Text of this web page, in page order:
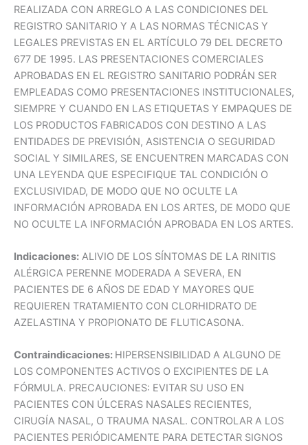
REALIZADA CON ARREGLO A LAS CONDICIONES DEL
REGISTRO SANITARIO Y A LAS NORMAS TÉCNICAS Y
LEGALES PREVISTAS EN EL ARTÍCULO 79 DEL DECRETO
677 DE 1995. LAS PRESENTACIONES COMERCIALES
APROBADAS EN EL REGISTRO SANITARIO PODRÁN SER
EMPLEADAS COMO PRESENTACIONES INSTITUCIONALES,
SIEMPRE Y CUANDO EN LAS ETIQUETAS Y EMPAQUES DE
LOS PRODUCTOS FABRICADOS CON DESTINO A LAS
ENTIDADES DE PREVISIÓN, ASISTENCIA O SEGURIDAD
SOCIAL Y SIMILARES, SE ENCUENTREN MARCADAS CON
UNA LEYENDA QUE ESPECIFIQUE TAL CONDICIÓN O
EXCLUSIVIDAD, DE MODO QUE NO OCULTE LA
INFORMACIÓN APROBADA EN LOS ARTES, DE MODO QUE
NO OCULTE LA INFORMACIÓN APROBADA EN LOS ARTES.
Indicaciones: ALIVIO DE LOS SÍNTOMAS DE LA RINITIS
ALÉRGICA PERENNE MODERADA A SEVERA, EN
PACIENTES DE 6 AÑOS DE EDAD Y MAYORES QUE
REQUIEREN TRATAMIENTO CON CLORHIDRATO DE
AZELASTINA Y PROPIONATO DE FLUTICASONA.
Contraindicaciones: HIPERSENSIBILIDAD A ALGUNO DE
LOS COMPONENTES ACTIVOS O EXCIPIENTES DE LA
FÓRMULA. PRECAUCIONES: EVITAR SU USO EN
PACIENTES CON ÚLCERAS NASALES RECIENTES,
CIRUGÍA NASAL, O TRAUMA NASAL. CONTROLAR A LOS
PACIENTES PERIÓDICAMENTE PARA DETECTAR SIGNOS